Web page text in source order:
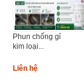
Phun chống gỉ
kim loại...
Liên hệ